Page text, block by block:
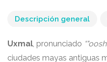
Descripción general
Uxmal, pronunciado
ciudades mayas antiguas